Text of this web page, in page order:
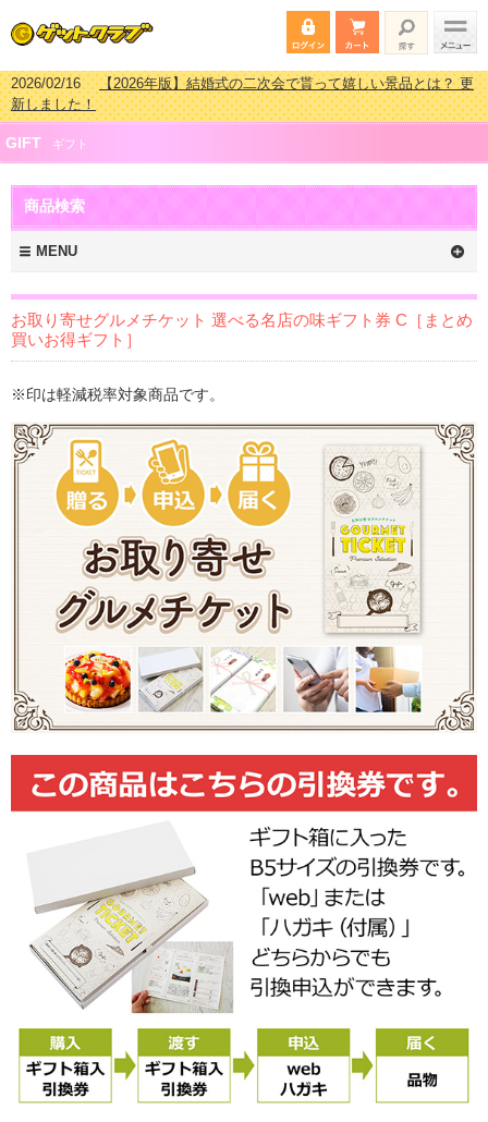
2026/02/03【2026年版】ゴルフコンペ景品 3000円未満［2000円～
2999円編］もらってうれしい人気ラ…
2026/07/15【2026年版】ビンゴゲーム景品おすすめ金額別人気ランキ
ング 更新しました！
2026/04/03【2026年版】ゴルフコンペ景品 3000円未満［2000円～
2999円編］もらってうれしい人気ラ…
2026/02/16
新しました！
GIFT ギフト
商品検索
MENU
お取り寄せグルメチケット 選べる名店の味ギフト券 C［まとめ
買いお得ギフト］
※印は軽減税率対象商品です。